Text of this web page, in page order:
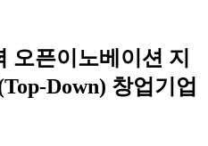
오픈이노베이션 지
Down) 창업기업